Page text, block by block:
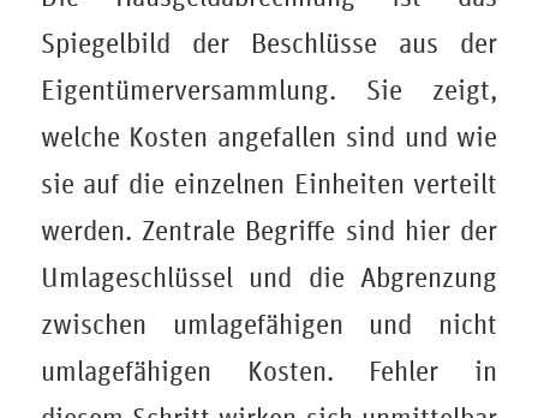
Spiegelbild der Beschlüsse aus der
Eigentümerversammlung. Sie zeigt,
welche Kosten angefallen sind und wie
sie auf die einzelnen Einheiten verteilt
werden. Zentrale Begriffe sind hier der
Umlageschlüssel und die Abgrenzung
zwischen umlagefähigen und nicht
umlagefähigen Kosten. Fehler in